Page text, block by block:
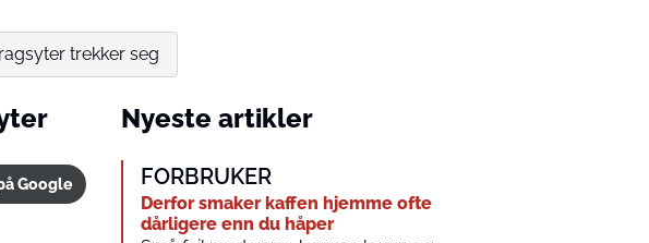
trekker seg
Google
Nyeste artikler
FORBRUKER
Derfor smaker kaffen hjemme ofte
dårligere enn du håper